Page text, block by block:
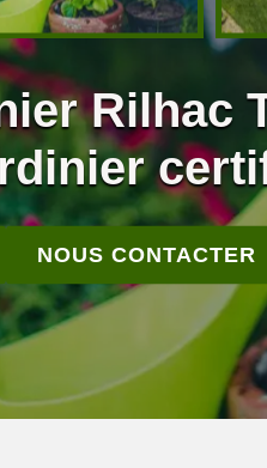
Rilhac
NOUS CONTACTER